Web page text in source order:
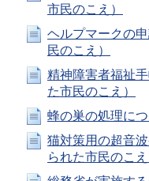
市民のこえ）
ヘルプマークの
民のこえ）
精神障害者福祉
た市民のこえ）
蜂の巣の処理に
猫対策用の超音
られた市民のこえ